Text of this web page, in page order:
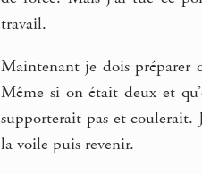
travail.
Maintenant je dois préparer
Même si on était deux et
supporterait pas et coulerait.
la voile puis revenir.